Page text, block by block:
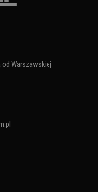
od Warszawskiej